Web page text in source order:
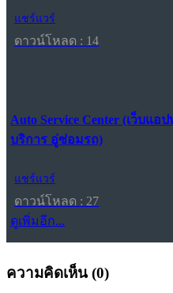
แชร์แวร์
ดาวน์โหลด : 14
Auto Service Center (เว็บแ
บริการ อู่ซ่อมรถ)
แชร์แวร์
ดาวน์โหลด : 27
ดูเพิ่มอีก...
ความคิดเห็น (0)